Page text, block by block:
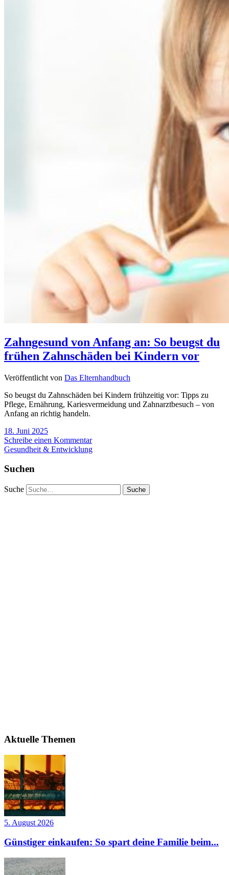
Zahngesund von Anfang an: So beugst du
frühen Zahnschäden bei Kindern vor
Veröffentlicht von Das Elternhandbuch
So beugst du Zahnschäden bei Kindern frühzeitig vor: Tipps zu
Pflege, Ernährung, Kariesvermeidung und Zahnarztbesuch – von
Anfang an richtig handeln.
18. Juni 2025
Schreibe einen Kommentar
Gesundheit & Entwicklung
Suchen
Suche
Aktuelle Themen
5. August 2026
Günstiger einkaufen: So spart deine Familie beim...